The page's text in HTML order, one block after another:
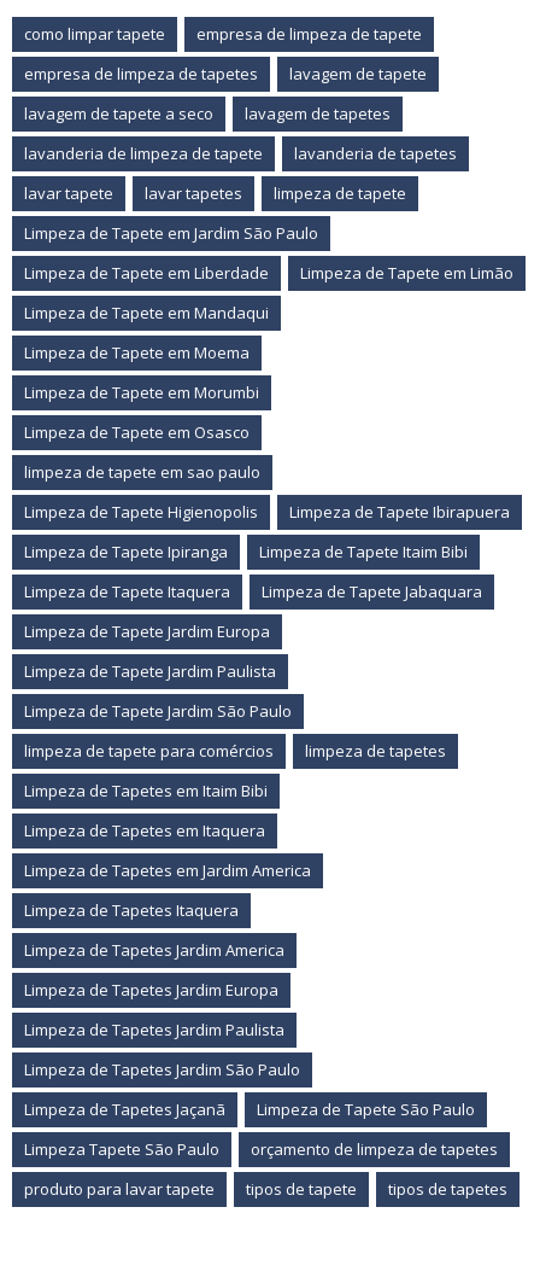
como limpar tapete
empresa de limpeza de tapete
empresa de limpeza de tapetes
lavagem de tapete
lavagem de tapete a seco
lavagem de tapetes
lavanderia de limpeza de tapete
lavanderia de tapetes
lavar tapete
lavar tapetes
limpeza de tapete
Limpeza de Tapete em Jardim São Paulo
Limpeza de Tapete em Liberdade
Limpeza de Tapete em Limão
Limpeza de Tapete em Mandaqui
Limpeza de Tapete em Moema
Limpeza de Tapete em Morumbi
Limpeza de Tapete em Osasco
limpeza de tapete em sao paulo
Limpeza de Tapete Higienopolis
Limpeza de Tapete Ibirapuera
Limpeza de Tapete Ipiranga
Limpeza de Tapete Itaim Bibi
Limpeza de Tapete Itaquera
Limpeza de Tapete Jabaquara
Limpeza de Tapete Jardim Europa
Limpeza de Tapete Jardim Paulista
Limpeza de Tapete Jardim São Paulo
limpeza de tapete para comércios
limpeza de tapetes
Limpeza de Tapetes em Itaim Bibi
Limpeza de Tapetes em Itaquera
Limpeza de Tapetes em Jardim America
Limpeza de Tapetes Itaquera
Limpeza de Tapetes Jardim America
Limpeza de Tapetes Jardim Europa
Limpeza de Tapetes Jardim Paulista
Limpeza de Tapetes Jardim São Paulo
Limpeza de Tapetes Jaçanã
Limpeza de Tapete São Paulo
Limpeza Tapete São Paulo
orçamento de limpeza de tapetes
produto para lavar tapete
tipos de tapete tipos de tapetes